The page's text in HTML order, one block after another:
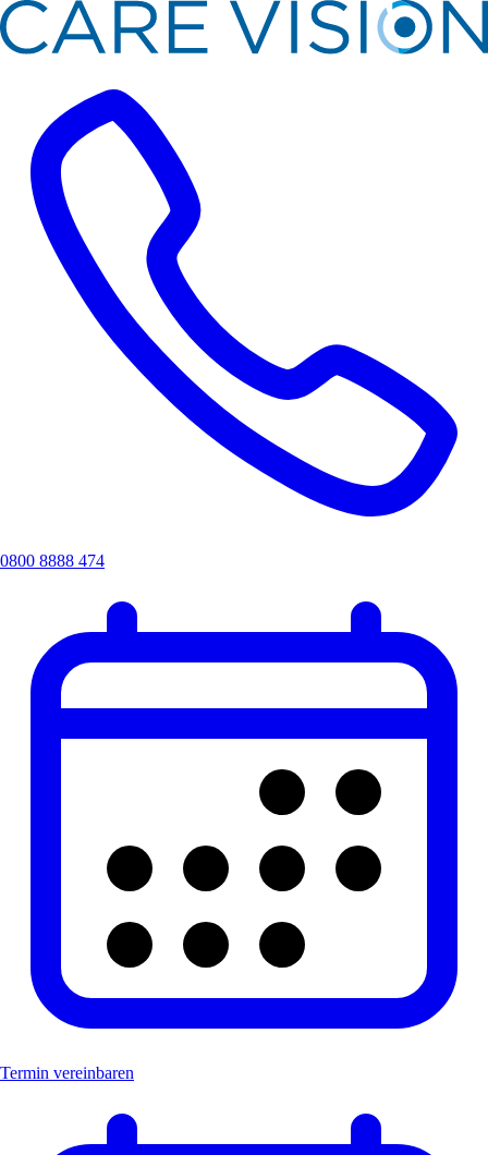
0800 8888 474
Termin vereinbaren